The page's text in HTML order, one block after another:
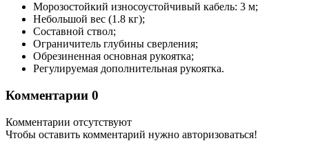
Морозостойкий износоустойчивый кабель: 3 м;
Небольшой вес (1.8 кг);
Составной ствол;
Ограничитель глубины сверления;
Обрезиненная основная рукоятка;
Регулируемая дополнительная рукоятка.
Комментарии 0
Комментарии отсутствуют
Чтобы оставить комментарий нужно авторизоваться!